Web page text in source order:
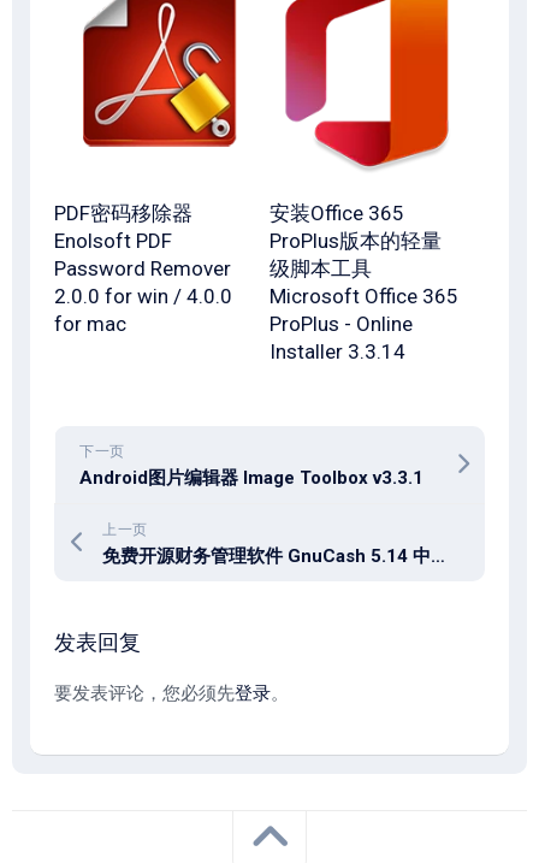
PDF密码移除器
Enolsoft PDF
Password Remover
2.0.0 for win / 4.0.0
for mac
安装Office 365
ProPlus版本的轻量
级脚本工具
Microsoft Office 365
ProPlus - Online
Installer 3.3.14
下一页
Android图片编辑器 Image Toolbox v3.3.1
上一页
免费开源财务管理软件 GnuCash 5.14 中文多语免费版
发表回复
要发表评论，您必须先登录。